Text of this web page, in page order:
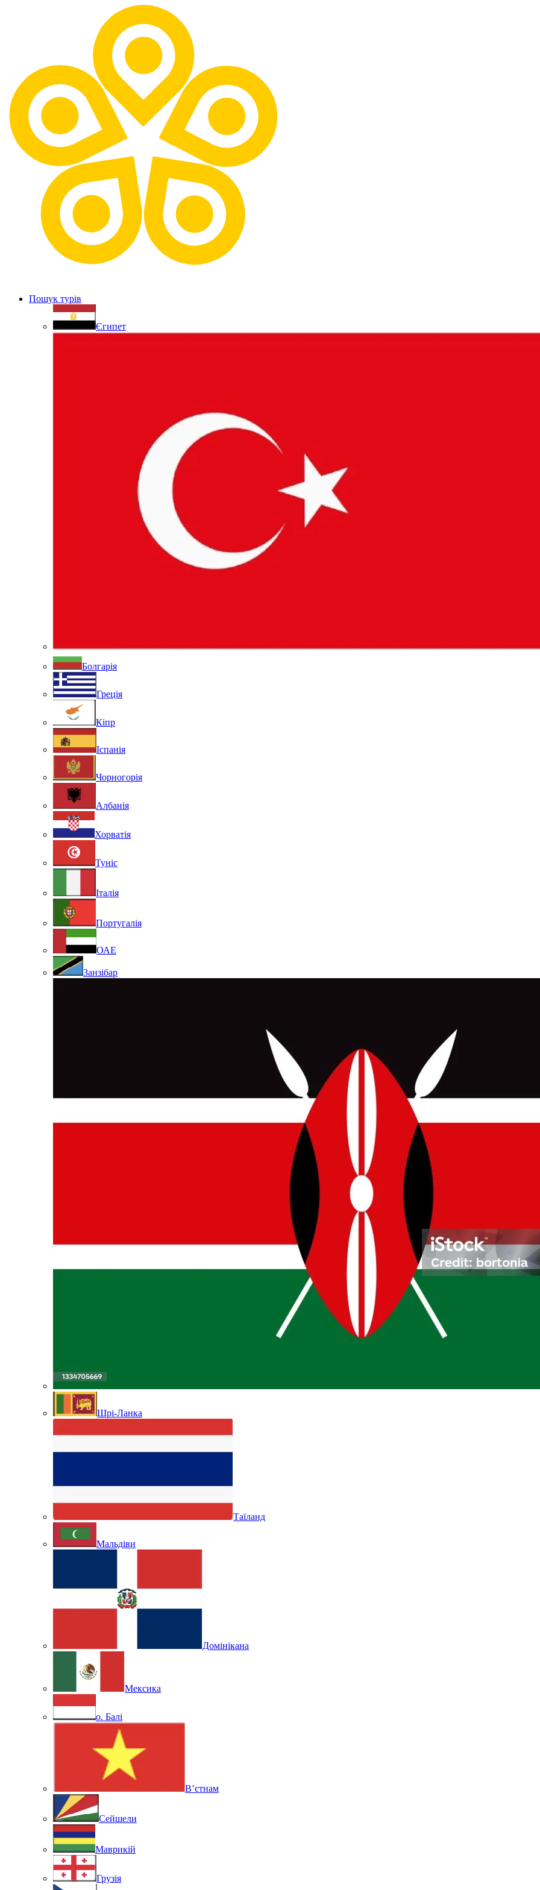
Пошук турів
Єгипет
Болгарія
Греція
Кіпр
Іспанія
Чорногорія
Албанія
Хорватія
Туніс
Італія
Португалія
ОАЕ
Занзібар
Шрі-Ланка
Таїланд
Мальдіви
Домінікана
Мексика
о. Балі
В’єтнам
Сейшели
Маврикій
Грузія